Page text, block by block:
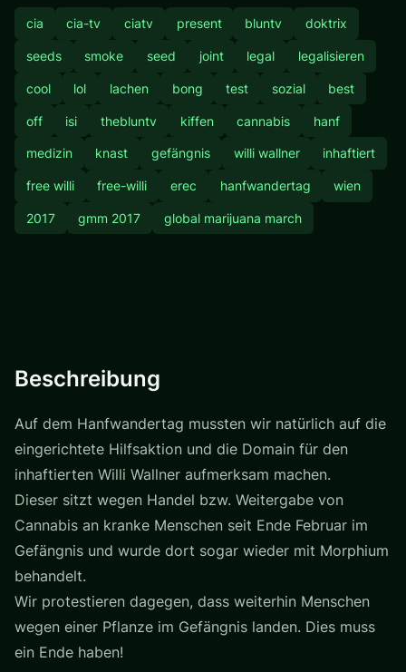
cia cia-tv ciatv present bluntv doktrix
seeds smoke seed joint legal legalisieren
cool lol lachen bong test sozial best
off isi thebluntv kiffen cannabis hanf
medizin knast gefängnis willi wallner inhaftiert
free willi free-willi erec hanfwandertag wien
2017 gmm 2017 global marijuana march
Beschreibung
Auf dem Hanfwandertag mussten wir natürlich auf die
eingerichtete Hilfsaktion und die Domain für den
inhaftierten Willi Wallner aufmerksam machen.
Dieser sitzt wegen Handel bzw. Weitergabe von
Cannabis an kranke Menschen seit Ende Februar im
Gefängnis und wurde dort sogar wieder mit Morphium
behandelt.
Wir protestieren dagegen, dass weiterhin Menschen
wegen einer Pflanze im Gefängnis landen. Dies muss
ein Ende haben!